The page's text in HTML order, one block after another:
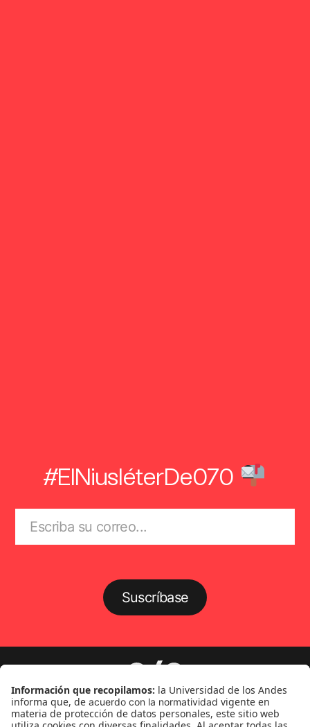
#ElNiusléterDe070
Suscríbase